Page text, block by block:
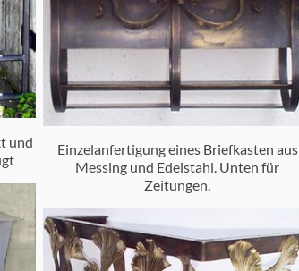
und
Einzelanfertigung eines Briefkasten aus
Messing und Edelstahl. Unten für
Zeitungen.